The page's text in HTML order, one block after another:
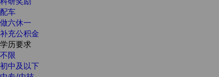
配车
做六休一
补充公积金
学历要求
不限
初中及以下